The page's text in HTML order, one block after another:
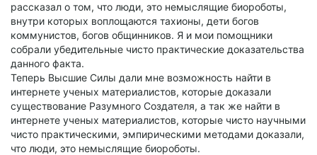
рассказал о том, что люди, это немыслящие биороботы,
внутри которых воплощаются тахионы, дети богов
коммунистов, богов общинников. Я и мои помощники
собрали убедительные чисто практические доказательства
данного факта.
Теперь Высшие Силы дали мне возможность найти в
интернете ученых материалистов, которые доказали
существование Разумного Создателя, а так же найти в
интернете ученых материалистов, которые чисто научными
чисто практическими, эмпирическими методами доказали,
что люди, это немыслящие биороботы.